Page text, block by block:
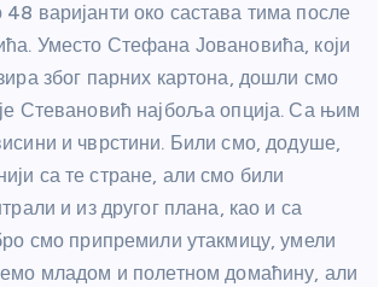
варијанти око састава тима после
Уместо Стефана Јовановића, који
због парних картона, дошли смо
Стевановић најбоља опција. Са њим
и чврстини. Били смо, додуше,
са те стране, али смо били
и из другог плана, као и са
смо припремили утакмицу, умели
младом и полетном домаћину, али